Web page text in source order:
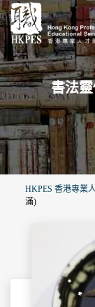
書法
HKPES 香港專業
滿)